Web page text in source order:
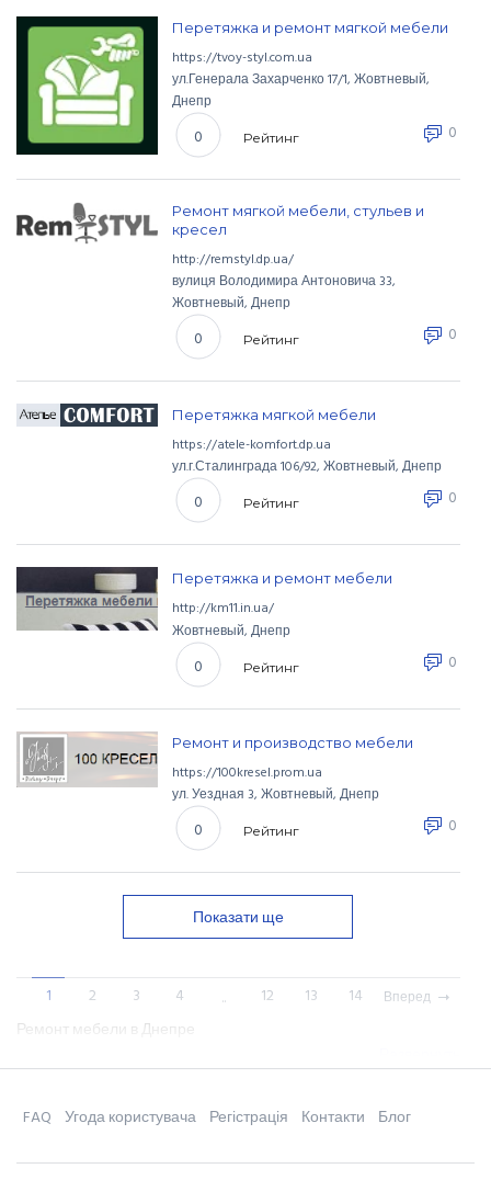
Перетяжка и ремонт мягкой мебели
https://tvoy-styl.com.ua
ул.Генерала Захарченко17/1, Жовтневый,
Днепр
Рейтинг
0 0
Ремонт мягкой мебели, стульев и
кресел
http://remstyl.dp.ua/
вулиця Володимира Антоновича33,
Жовтневый, Днепр
Рейтинг
0 0
Перетяжка мягкой мебели
https://atele-komfort.dp.ua
ул.г.Сталинграда106/92, Жовтневый, Днепр
Рейтинг
0 0
Перетяжка и ремонт мебели
http://km11.in.ua/
Жовтневый, Днепр
Рейтинг
0 0
Ремонт и производство мебели
https://100kresel.prom.ua
ул. Уездная 3, Жовтневый, Днепр
Рейтинг
0 0
Показати ще
1 2 3 4 .. 12 13 14 Вперед
Ремонт мебели в Днепре
FAQ Угода користувача Регістрація Контакти Блог